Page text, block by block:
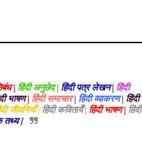
| हिंदी अनुछेद | हिंदी पत्र लेखन | हिंदी
भाषण| हिंदी समाचार| हिंदी व्याकरण| हिंदी
जीवनियाँ | हिंदी कवितायेँ | हिंदी भाषण | हिंदी
तथ्य |